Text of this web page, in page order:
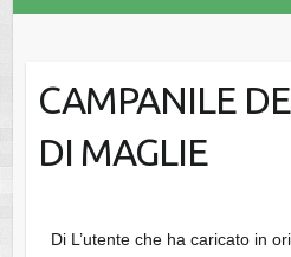
CAMPANILE
DI MAGLIE
Di L’utente che ha caricato in